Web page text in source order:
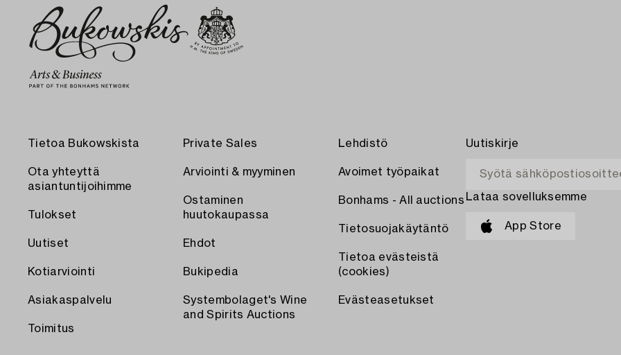
Tietoa Bukowskista
Ota yhteyttä
asiantuntijoihimme
Tulokset
Uutiset
Kotiarviointi
Asiakaspalvelu
Toimitus
Private Sales
Arviointi & myyminen
Ostaminen
huutokaupassa
Ehdot
Bukipedia
Systembolaget's Wine
and Spirits Auctions
Lehdistö
Avoimet työpaikat
Bonhams - All auctions
Tietosuojakäytäntö
Tietoa evästeistä
(cookies)
Evästeasetukset
Uutiskirje
Lataa sovelluksemme
App Store